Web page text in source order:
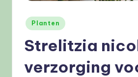
Geplaatst
in
Planten
Strelitzia
verzorging